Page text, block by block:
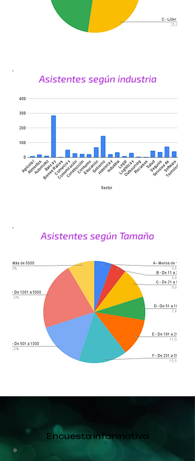
Asistentes según industria
Asistentes según Tamaño
Encuesta informativa